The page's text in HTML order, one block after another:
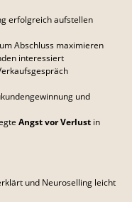
erfolgreich aufstellen
Abschluss maximieren
interessiert
und
Angst vor Verlust in
und Neuroselling leicht